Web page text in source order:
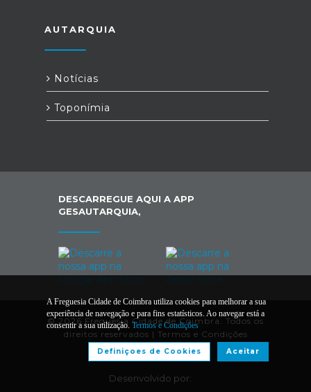
AUTARQUIA
Notícias
Toponímia
DESCARREGUE AQUI A APP
GESAUTARQUIA,
© 2026 Freguesia Cidade de Coimbra. Todos os
direitos reservados | Termos e Condições
Desenvolvido por:
A Freguesia Cidade de Coimbra utiliza cookies para melhorar a sua
experiência de navegação e para fins estatísticos. Ao navegar está a
consentir a sua utilização. Termos e Condições
Aceitar
Definiçoes de Cookies